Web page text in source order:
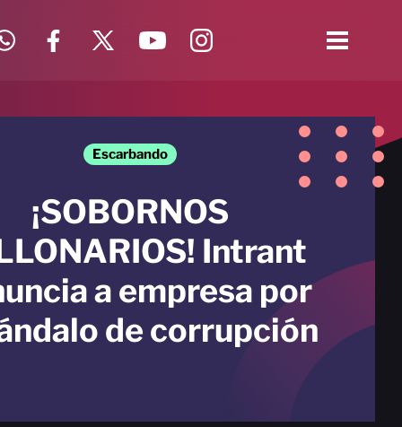
Escarbando
¡SOBORNOS
Intrant
a empresa por
de corrupción